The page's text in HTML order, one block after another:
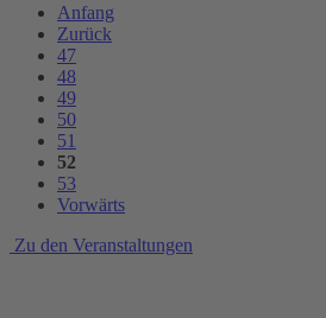
Anfang
Zurück
47
48
49
50
51
52
53
Vorwärts
Zu den Veranstaltungen